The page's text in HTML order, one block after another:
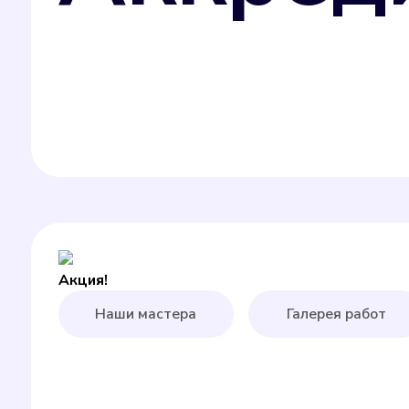
Акция!
Наши мастера
Галерея работ